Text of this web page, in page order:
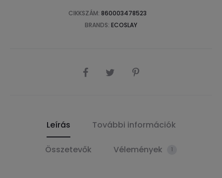
CIKKSZÁM: 860003478523
BRANDS: ECOSLAY
SHARE
Leírás További információk
Összetevők Vélemények 1